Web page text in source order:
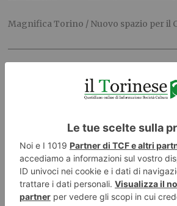
Magnifica Torino / Nuovo spazio per il
La foto di Vincenzo